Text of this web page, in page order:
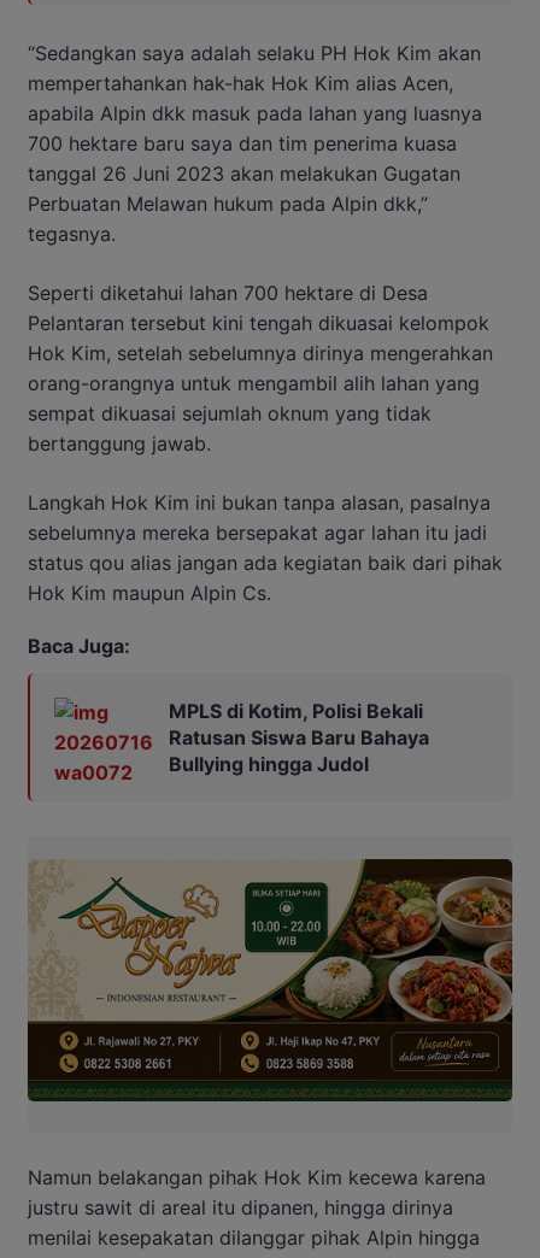
“Sedangkan saya adalah selaku PH Hok Kim akan
mempertahankan hak-hak Hok Kim alias Acen,
apabila Alpin dkk masuk pada lahan yang luasnya
700 hektare baru saya dan tim penerima kuasa
tanggal 26 Juni 2023 akan melakukan Gugatan
Perbuatan Melawan hukum pada Alpin dkk,”
tegasnya.
Seperti diketahui lahan 700 hektare di Desa
Pelantaran tersebut kini tengah dikuasai kelompok
Hok Kim, setelah sebelumnya dirinya mengerahkan
orang-orangnya untuk mengambil alih lahan yang
sempat dikuasai sejumlah oknum yang tidak
bertanggung jawab.
Langkah Hok Kim ini bukan tanpa alasan, pasalnya
sebelumnya mereka bersepakat agar lahan itu jadi
status qou alias jangan ada kegiatan baik dari pihak
Hok Kim maupun Alpin Cs.
Baca Juga:
MPLS di Kotim, Polisi Bekali
Ratusan Siswa Baru Bahaya
Bullying hingga Judol
Namun belakangan pihak Hok Kim kecewa karena
justru sawit di areal itu dipanen, hingga dirinya
menilai kesepakatan dilanggar pihak Alpin hingga